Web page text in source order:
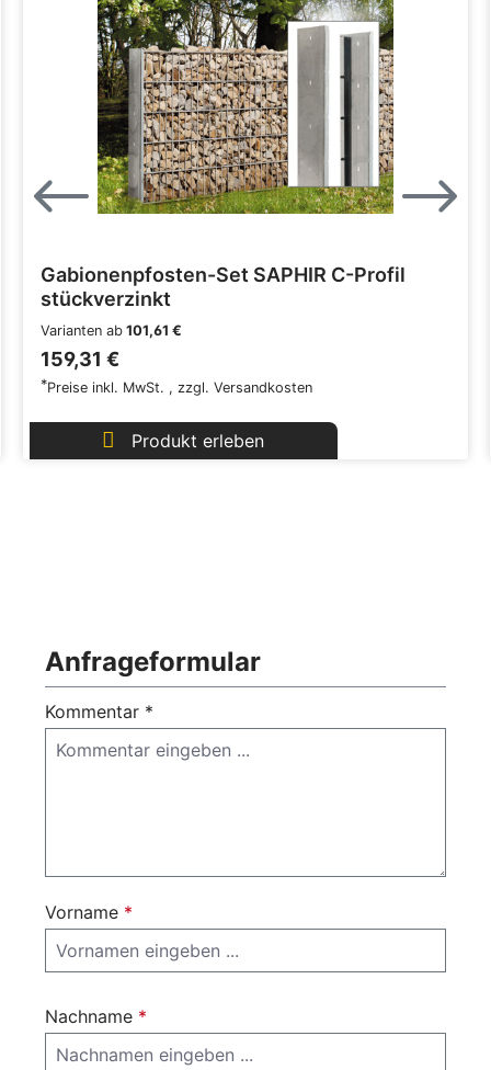
Gabionenpfosten-Set SAPHIR C-Profil
stückverzinkt
Varianten ab 101,61 €
159,31 €
*Preise inkl. MwSt. , zzgl. Versandkosten
Produkt erleben
Anfrageformular
Kommentar *
Vorname *
Nachname *